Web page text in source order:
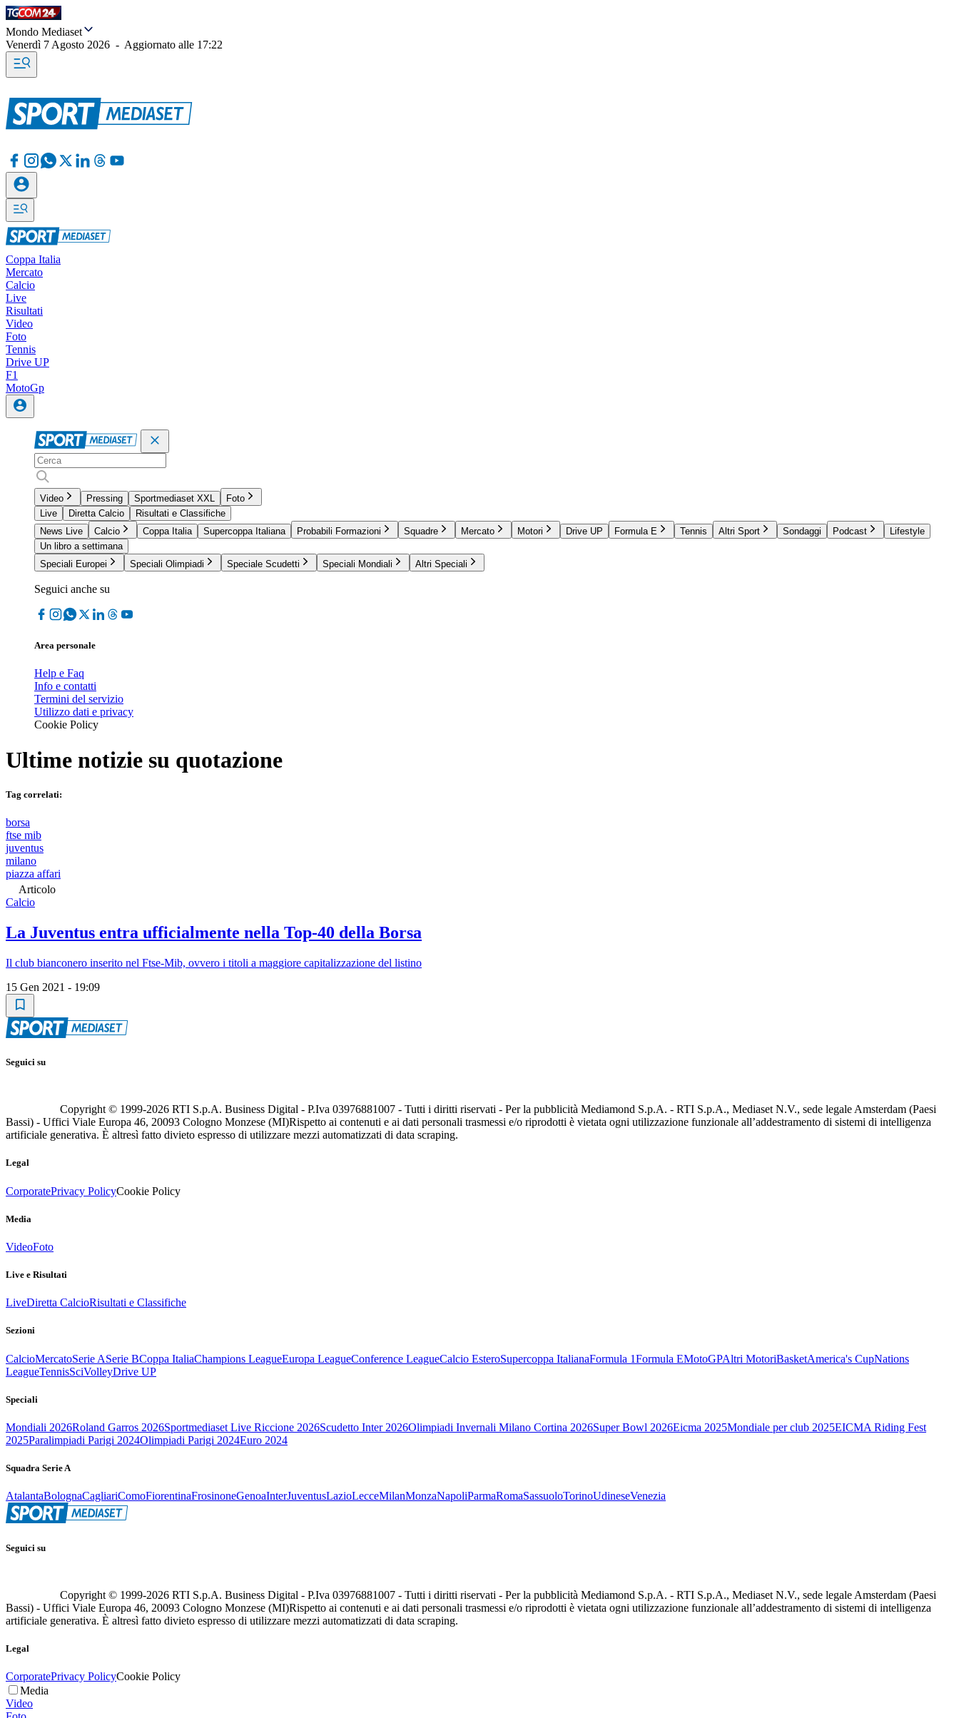
Mondo Mediaset
Venerdì 7 Agosto 2026 - Aggiornato alle 17:22
Coppa Italia
Mercato
Calcio
Live
Risultati
Video
Foto
Tennis
Drive UP
F1
MotoGp
Video Pressing Sportmediaset XXL
Foto
Live
Diretta Calcio
Risultati e Classifiche
News Live
Calcio Coppa Italia Supercoppa Italiana Probabili Formazioni Squadre Mercato Motori Drive UP Formula E Tennis Altri Sport Sondaggi Podcast
Lifestyle
Un libro a settimana
Speciali Europei
Speciali Olimpiadi Speciale Scudetti Speciali Mondiali Altri Speciali
Seguici anche su
Area personale
Help e Faq
Info e contatti
Termini del servizio
Utilizzo dati e privacy
Cookie Policy
Ultime notizie su quotazione
Tag correlati:
borsa
ftse mib
juventus
milano
piazza affari
Articolo
Calcio
La Juventus entra ufficialmente nella Top-40 della Borsa
Il club bianconero inserito nel Ftse-Mib, ovvero i titoli a maggiore capitalizzazione del listino
15 Gen 2021 - 19:09
Seguici su
Copyright © 1999-2026 RTI S.p.A. Business Digital - P.Iva 03976881007 - Tutti i diritti riservati - Per la pubblicità Mediamond S.p.A. - RTI S.p.A., Mediaset N.V., sede legale Amsterdam (Paesi
Bassi) - Uffici Viale Europa 46, 20093 Cologno Monzese (MI)Rispetto ai contenuti e ai dati personali trasmessi e/o riprodotti è vietata ogni utilizzazione funzionale all’addestramento di sistemi di intelligenza
artificiale generativa. È altresì fatto divieto espresso di utilizzare mezzi automatizzati di data scraping.
Legal
CorporatePrivacy PolicyCookie Policy
Media
VideoFoto
Live e Risultati
LiveDiretta CalcioRisultati e Classifiche
Sezioni
CalcioMercatoSerie ASerie BCoppa ItaliaChampions LeagueEuropa LeagueConference LeagueCalcio EsteroSupercoppa ItalianaFormula 1Formula EMotoGPAltri MotoriBasketAmerica's CupNations
LeagueTennisSciVolleyDrive UP
Speciali
Mondiali 2026Roland Garros 2026Sportmediaset Live Riccione 2026Scudetto Inter 2026Olimpiadi Invernali Milano Cortina 2026Super Bowl 2026Eicma 2025Mondiale per club 2025EICMA Riding Fest
2025Paralimpiadi Parigi 2024Olimpiadi Parigi 2024Euro 2024
Squadra Serie A
AtalantaBolognaCagliariComoFiorentinaFrosinoneGenoaInterJuventusLazioLecceMilanMonzaNapoliParmaRomaSassuoloTorinoUdineseVenezia
Seguici su
Copyright © 1999-2026 RTI S.p.A. Business Digital - P.Iva 03976881007 - Tutti i diritti riservati - Per la pubblicità Mediamond S.p.A. - RTI S.p.A., Mediaset N.V., sede legale Amsterdam (Paesi
Bassi) - Uffici Viale Europa 46, 20093 Cologno Monzese (MI)Rispetto ai contenuti e ai dati personali trasmessi e/o riprodotti è vietata ogni utilizzazione funzionale all’addestramento di sistemi di intelligenza
artificiale generativa. È altresì fatto divieto espresso di utilizzare mezzi automatizzati di data scraping.
Legal
CorporatePrivacy PolicyCookie Policy
Media
Video